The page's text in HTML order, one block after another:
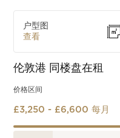
户型图
查看
伦敦港 同楼盘在租
价格区间
£3,250 - £6,600 每月